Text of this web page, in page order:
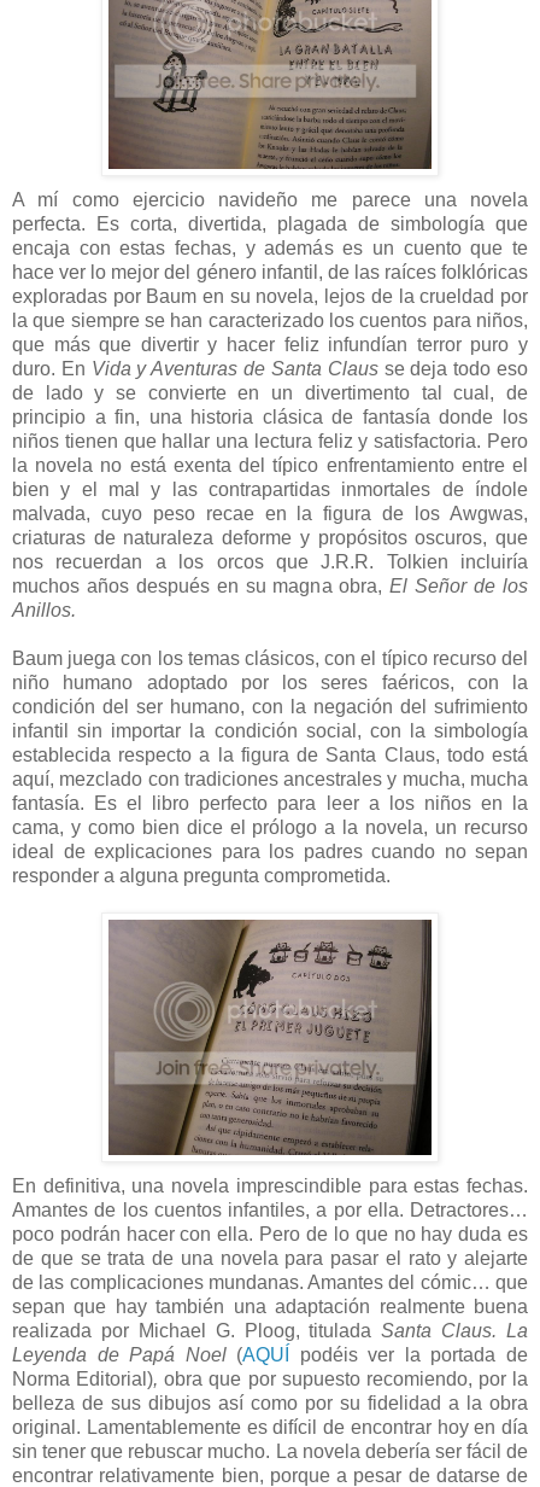
A mí como ejercicio navideño me parece una novela
perfecta. Es corta, divertida, plagada de simbología que
encaja con estas fechas, y además es un cuento que te
hace ver lo mejor del género infantil, de las raíces folklóricas
exploradas por Baum en su novela, lejos de la crueldad por
la que siempre se han caracterizado los cuentos para niños,
que más que divertir y hacer feliz infundían terror puro y
duro. En Vida y Aventuras de Santa Clausse deja todo eso
de lado y se convierte en un divertimento tal cual, de
principio a fin, una historia clásica de fantasía donde los
niños tienen que hallar una lectura feliz y satisfactoria. Pero
la novela no está exenta del típico enfrentamiento entre el
bien y el mal y las contrapartidas inmortales de índole
malvada, cuyo peso recae en la figura de los Awgwas,
criaturas de naturaleza deforme y propósitos oscuros, que
nos recuerdan a los orcos que J.R.R. Tolkien incluiría
muchos años después en su magna obra,El Señor de los
Anillos.
Baum juega con los temas clásicos, con el típico recurso del
niño humano adoptado por los seres faéricos, con la
condición del ser humano, con la negación del sufrimiento
infantil sin importar la condición social, con la simbología
establecida respecto a la figura de Santa Claus, todo está
aquí, mezclado con tradiciones ancestrales y mucha, mucha
fantasía. Es el libro perfecto para leer a los niños en la
cama, y como bien dice el prólogo a la novela, un recurso
ideal de explicaciones para los padres cuando no sepan
responder a alguna pregunta comprometida.
En definitiva, una novela imprescindible para estas fechas.
Amantes de los cuentos infantiles, a por ella. Detractores…
poco podrán hacer con ella. Pero de lo que no hay duda es
de que se trata de una novela para pasar el rato y alejarte
de las complicaciones mundanas. Amantes del cómic… que
sepan que hay también una adaptación realmente buena
realizada por Michael G. Ploog, tituladaSanta Claus. La
Leyenda de Papá Noel (AQUÍ
podéis ver la portada de
Norma Editorial), obra que por supuesto recomiendo, por la
belleza de sus dibujos así como por su fidelidad a la obra
original. Lamentablemente es difícil de encontrar hoy en día
sin tener que rebuscar mucho. La novela debería ser fácil de
encontrar relativamente bien, porque a pesar de datarse de